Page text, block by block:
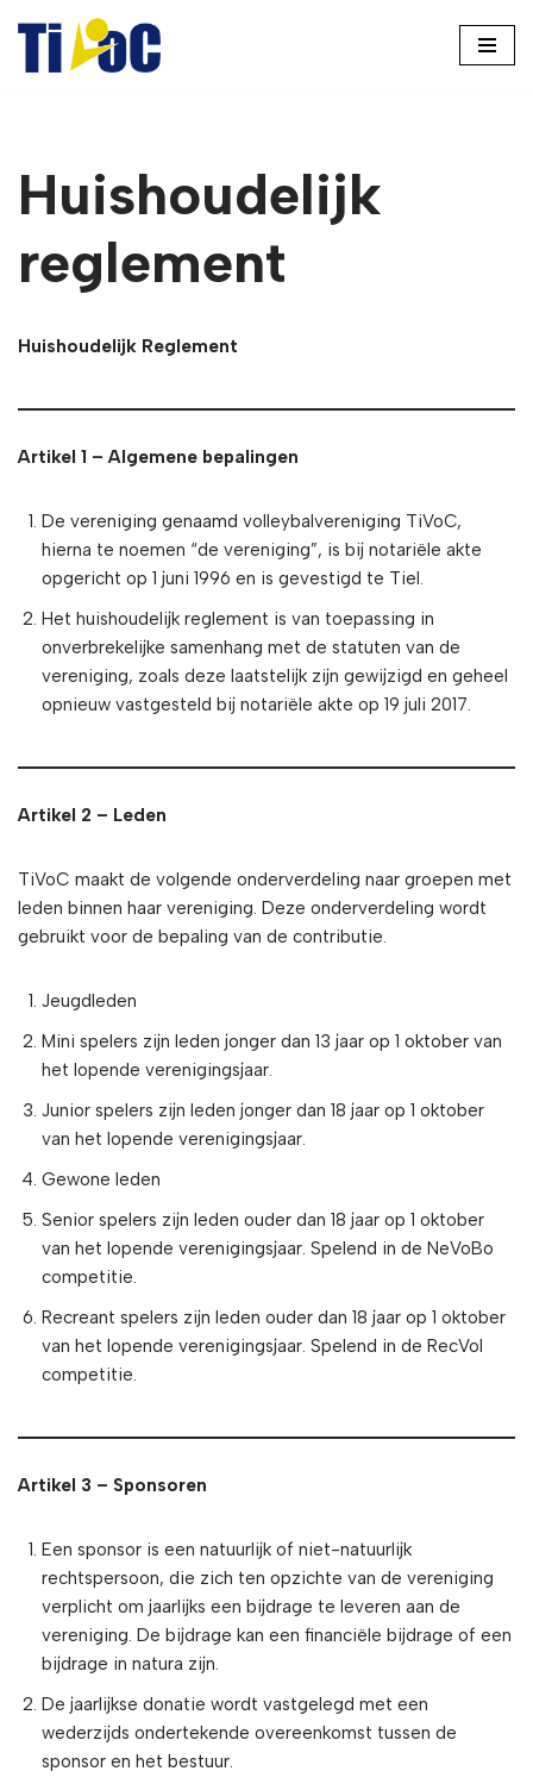
Huishoudelijk
reglement
Huishoudelijk Reglement
Artikel 1 – Algemene bepalingen
De vereniging genaamd volleybalvereniging TiVoC,
hierna te noemen “de vereniging”, is bij notariële akte
opgericht op 1 juni 1996 en is gevestigd te Tiel.
Het huishoudelijk reglement is van toepassing in
onverbrekelijke samenhang met de statuten van de
vereniging, zoals deze laatstelijk zijn gewijzigd en geheel
opnieuw vastgesteld bij notariële akte op 19 juli 2017.
Artikel 2 – Leden
TiVoC maakt de volgende onderverdeling naar groepen met
leden binnen haar vereniging. Deze onderverdeling wordt
gebruikt voor de bepaling van de contributie.
Jeugdleden
Mini spelers zijn leden jonger dan 13 jaar op 1 oktober van
het lopende verenigingsjaar.
Junior spelers zijn leden jonger dan 18 jaar op 1 oktober
van het lopende verenigingsjaar.
Gewone leden
Senior spelers zijn leden ouder dan 18 jaar op 1 oktober
van het lopende verenigingsjaar. Spelend in de NeVoBo
competitie.
Recreant spelers zijn leden ouder dan 18 jaar op 1 oktober
van het lopende verenigingsjaar. Spelend in de RecVol
competitie.
Artikel 3 – Sponsoren
Een sponsor is een natuurlijk of niet-natuurlijk
rechtspersoon, die zich ten opzichte van de vereniging
verplicht om jaarlijks een bijdrage te leveren aan de
vereniging. De bijdrage kan een financiële bijdrage of een
bijdrage in natura zijn.
De jaarlijkse donatie wordt vastgelegd met een
wederzijds ondertekende overeenkomst tussen de
sponsor en het bestuur.